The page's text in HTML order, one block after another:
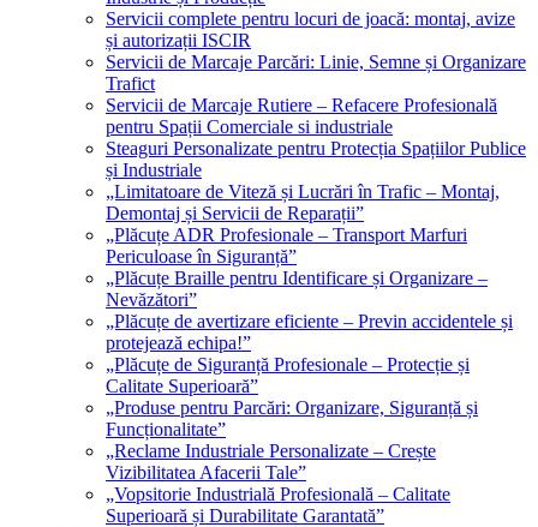
Servicii complete pentru locuri de joacă: montaj, avize
și autorizații ISCIR
Servicii de Marcaje Parcări: Linie, Semne și Organizare
Trafict
Servicii de Marcaje Rutiere – Refacere Profesională
pentru Spații Comerciale si industriale
Steaguri Personalizate pentru Protecția Spațiilor Publice
și Industriale
„Limitatoare de Viteză și Lucrări în Trafic – Montaj,
Demontaj și Servicii de Reparații”
„Plăcuțe ADR Profesionale – Transport Marfuri
Periculoase în Siguranță”
„Plăcuțe Braille pentru Identificare și Organizare –
Nevăzători”
„Plăcuțe de avertizare eficiente – Previn accidentele și
protejează echipa!”
„Plăcuțe de Siguranță Profesionale – Protecție și
Calitate Superioară”
„Produse pentru Parcări: Organizare, Siguranță și
Funcționalitate”
„Reclame Industriale Personalizate – Crește
Vizibilitatea Afacerii Tale”
„Vopsitorie Industrială Profesională – Calitate
Superioară și Durabilitate Garantată”